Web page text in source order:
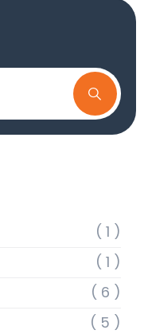
( 1 )
( 1 )
( 6 )
( 5 )